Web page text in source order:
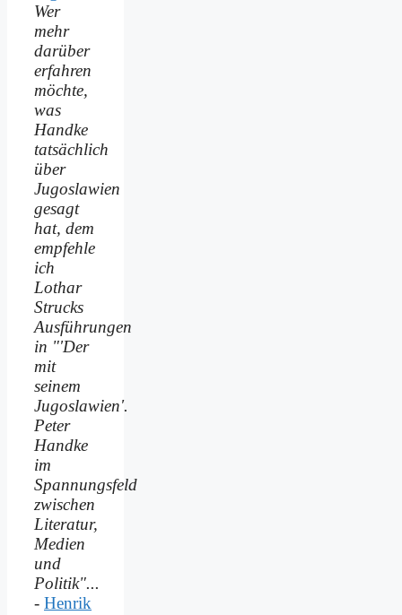
Wer
mehr
darüber
erfahren
möchte,
was
Handke
tatsächlich
über
Jugoslawien
gesagt
hat, dem
empfehle
ich
Lothar
Strucks
Ausführungen
in "'Der
mit
seinem
Jugoslawien'.
Peter
Handke
im
Spannungsfeld
zwischen
Literatur,
Medien
und
Politik"...
- Henrik